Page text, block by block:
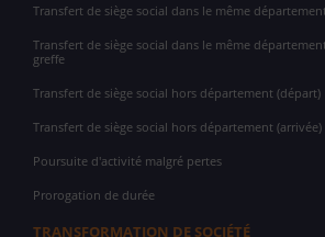
Transfert de siège social dans le même
Transfert de siège social dans le même
greffe
Transfert de siège social hors département (départ)
Transfert de siège social hors département (arrivée)
Poursuite d'activité malgré pertes
Prorogation de durée
TRANSFORMATION DE SOCIÉTÉ